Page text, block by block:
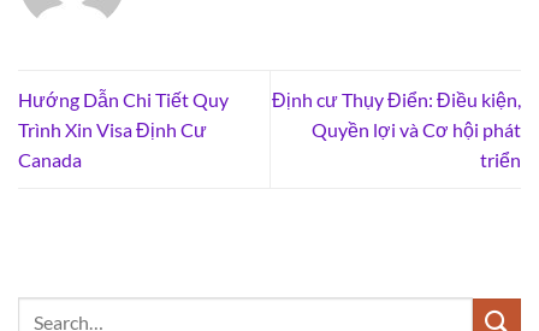
Hướng Dẫn Chi Tiết Quy
Trình Xin Visa Định Cư
Canada
Định cư Thụy Điển: Điều kiện,
Quyền lợi và Cơ hội phát
triển